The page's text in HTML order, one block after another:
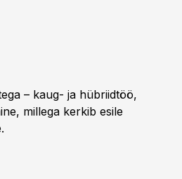
– kaug- ja hübriidtöö,
millega kerkib esile